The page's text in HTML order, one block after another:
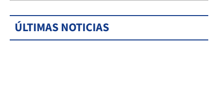
ÚLTIMAS NOTICIAS